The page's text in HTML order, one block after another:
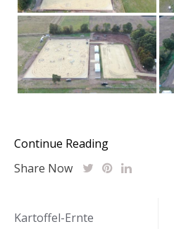
Continue Reading
Share Now
Beitragsnavigation
Kartoffel-Ernte